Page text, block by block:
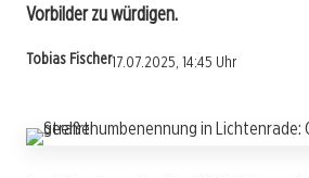
Vorbilder zu würdigen.
Tobias Fischer17.07.2025, 14:45 Uhr